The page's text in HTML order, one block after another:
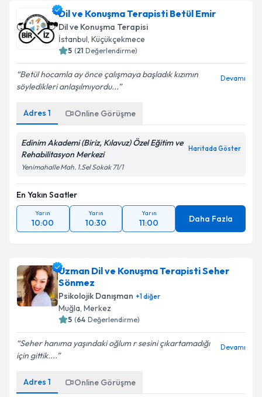
Dil ve Konuşma Terapisti Betül Emir
Dil ve Konuşma Terapisi
İstanbul, Küçükçekmece
5 (21 Değerlendirme)
Betül hocamla ay önce çalışmaya başladık kızımın
söyledikleri anlaşılmıyordu...
Devamı
Adres 1 Online Görüşme
Edinim Akademi (Biriz, Kılavuz) Özel Eğitim ve
Rehabilitasyon Merkezi
Haritada Göster
Yenimahalle Mah. 1.Sel Sokak 71/1
En Yakın Saatler
Yarın
10:00
Yarın
10:30
Yarın
11:00 Daha Fazla
Uzman Dil ve Konuşma Terapisti Seher
Sönmez
Psikolojik Danışman +1diğer
Muğla, Merkez
5 (64 Değerlendirme)
Seher hanıma yaşındaki oğlum r sesini çıkartamadığı
için gittik....
Devamı
Adres 1 Online Görüşme